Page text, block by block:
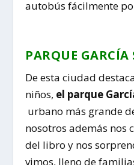
autobús fácilmente
PARQUE
De esta ciudad
niños, el parque
urbano más grande
nosotros además nos
del libro y nos
vimos, lleno de